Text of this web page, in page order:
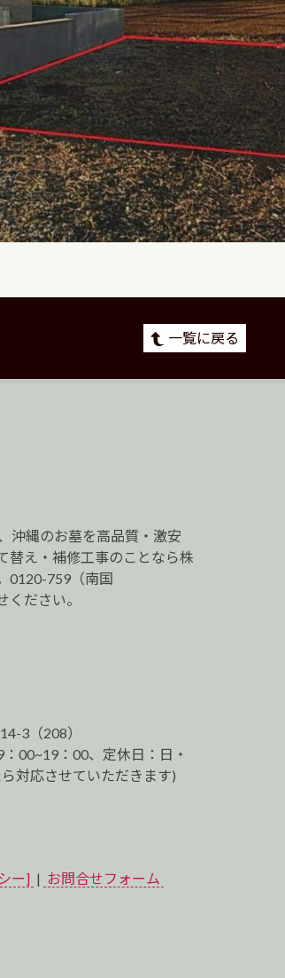
一覧に戻る
沖縄のお墓を高品質・激安
替え・補修工事のことなら株
0120-759（南国
ださい。
3（208）
00~19：00、定休日：日・
対応させていただきます)
ー] | お問合せフォーム